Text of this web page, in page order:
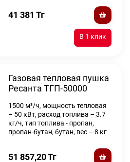
41 381 Тг
Газовая тепловая пушка
Ресанта ТГП-50000
1500 м³/ч, мощность тепловая
– 50 кВт, расход топлива – 3.7
кг/ч, тип топлива - пропан,
пропан-бутан, бутан, вес – 8 кг
51 857,20Тг